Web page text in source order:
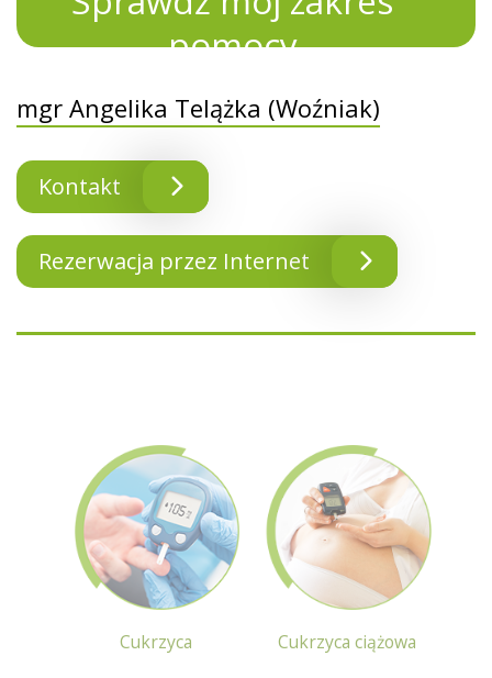
pomocy
mgr Angelika Telążka (Woźniak)
Kontakt
Rezerwacja przez Internet
Cukrzyca Cukrzyca ciążowa